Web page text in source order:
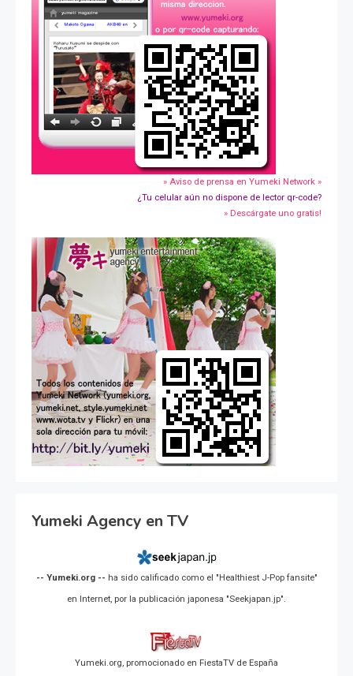
» Aviso de prensa en Yumeki Network »
¿Tu celular aún no dispone de lector qr-code?
» Descárgate uno gratis!
Yumeki Agency en TV
-- Yumeki.org -- ha sido calificado como el "Healthiest J-Pop fansite"
en Internet, por la publicación japonesa "Seekjapan.jp".
Yumeki.org, promocionado en FiestaTV de España